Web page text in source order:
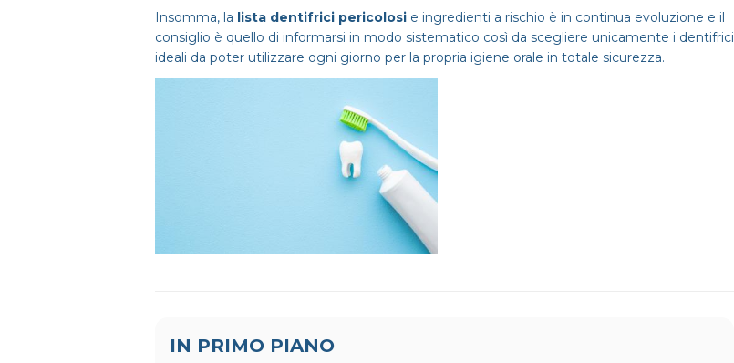
Insomma, la lista dentifrici pericolosi e ingredienti a rischio è in continua evoluzione e il
consiglio è quello di informarsi in modo sistematico così da scegliere unicamente i dentifrici
ideali da poter utilizzare ogni giorno per la propria igiene orale in totale sicurezza.
IN PRIMO PIANO